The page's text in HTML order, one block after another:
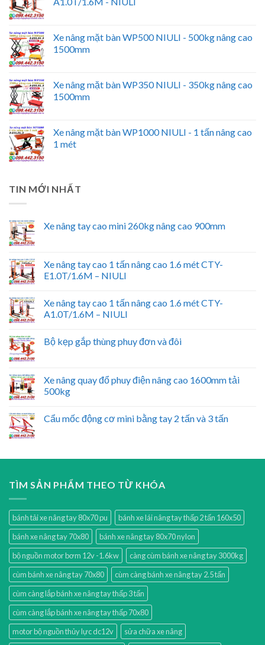
Xe nâng mặt bàn WP500 NIULI - 500kg nâng cao
1500mm
Xe nâng mặt bàn WP350 NIULI - 350kg nâng cao
1500mm
Xe nâng mặt bàn WP1000 NIULI - 1 tấn nâng cao
1 mét
TIN MỚI NHẤT
Xe nâng tay cao mini 260kg nâng cao 900mm
Xe nâng tay cao 1 tấn nâng cao 1.6 mét CTY-
E1.0T/1.6M – NIULI
Xe nâng tay cao 1 tấn nâng cao 1.6 mét CTY-
A1.0T/1.6M – NIULI
Bộ kẹp gắp thùng phuy đơn và đôi
Xe nâng quay đổ phuy điện nâng cao 1600mm tải
500kg
Cẩu mốc động cơ mini bằng tay 2 tấn và 3 tấn
TÌM SẢN PHẨM THEO TỪ KHÓA
bánh tải xe nâng tay 80x70 pu
bánh xe lái nâng tay thấp 2 tấn 160x50
bánh xe nâng tay 70x80
bánh xe nâng tay 80x70 nylon
bộ nguồn motor bơm 12v -1.6kw
càng cùm bánh xe nâng tay 3000kg
cùm bánh xe nâng tay 70x80
cùm càng bánh xe nâng tay 2.5 tấn
cùm càng lắp bánh xe nâng tay thấp 3 tấn
cùm càng lắp bánh xe nâng tay thấp 70x80
motor bộ nguồn thủy lực dc12v
sửa chữa xe nâng